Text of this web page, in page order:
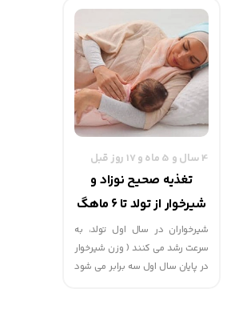
4 سال و 5 ماه و 17 روز قبل
تغذیه صحیح نوزاد و
شیرخوار از تولد تا 6 ماهگ
شیرخواران در سال اول تولد، به
سرعت رشد می کنند ( وزن شیرخوار
در پایان سال اول سه برابر می شود